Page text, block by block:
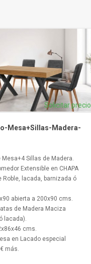
Mesa+Sillas-Madera-
Solicitar precio
Mesa+4 Sillas de Madera.
Extensible en CHAPA
Roble, lacada, barnizada ó
abierta a 200x90 cms.
de Madera Maciza
lacada).
cms.
en Lacado especial
más.